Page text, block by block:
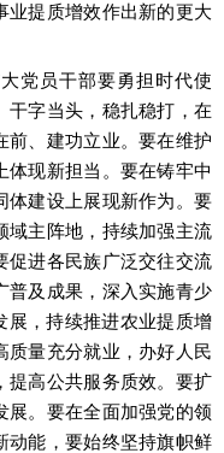
业提质增效作出新的更大
党员干部要勇担时代使
干字当头，稳扎稳打，在
前、建功立业。要在维护
体现新担当。要在铸牢中
体建设上展现新作为。要
域主阵地，持续加强主流
促进各民族广泛交往交流
普及成果，深入实施青少
展，持续推进农业提质增
质量充分就业，办好人民
提高公共服务质效。要扩
展。要在全面加强党的领
动能，要始终坚持旗帜鲜